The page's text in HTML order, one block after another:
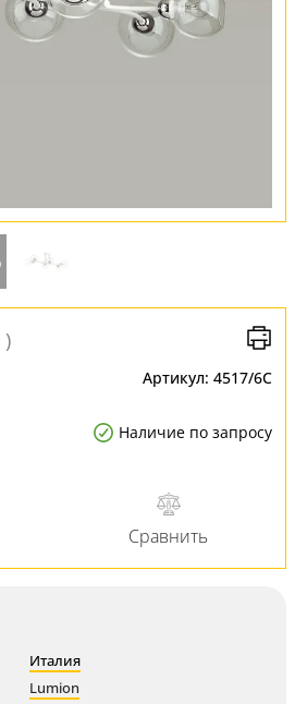
)
Артикул: 4517/6C
Наличие по запросу
Италия
Lumion